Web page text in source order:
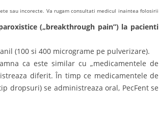
sau incorecte. Va rugam consultati medicul inaintea folosirii
(„breakthrough pain”) la pacienti
(100 si 400 micrograme pe pulverizare).
ca este similar cu „medicamentele de
diferit. În timp ce medicamentele de
dropsuri) se administreaza oral, PecFent se